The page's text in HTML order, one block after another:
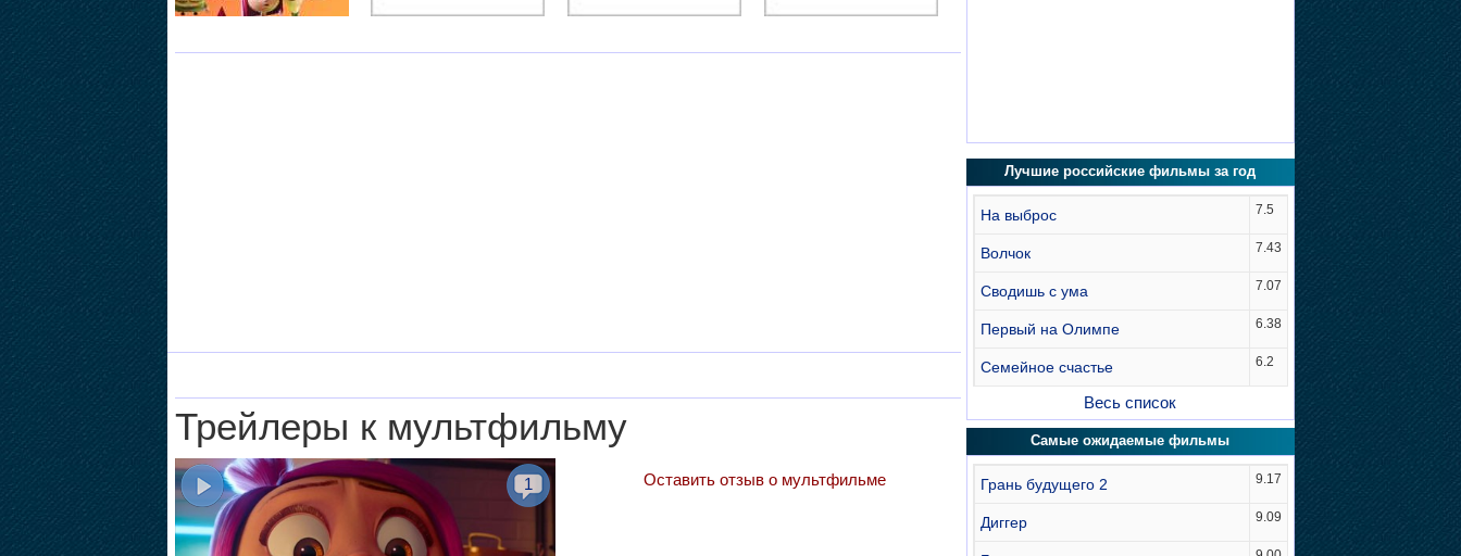
Трейлеры к мультфильму
1 Оставить отзыв о мультфильме
Лучшие российские фильмы за год
На выброс 7.5
Волчок 7.43
Сводишь с ума 7.07
Первый на Олимпе 6.38
Семейное счастье 6.2
Весь список
Самые ожидаемые фильмы
Грань будущего 2 9.17
Диггер 9.09